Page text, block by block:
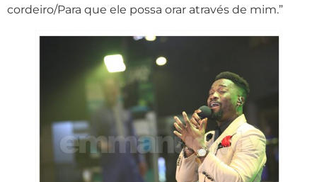
cordeiro/Para que ele possa orar através de mim.”